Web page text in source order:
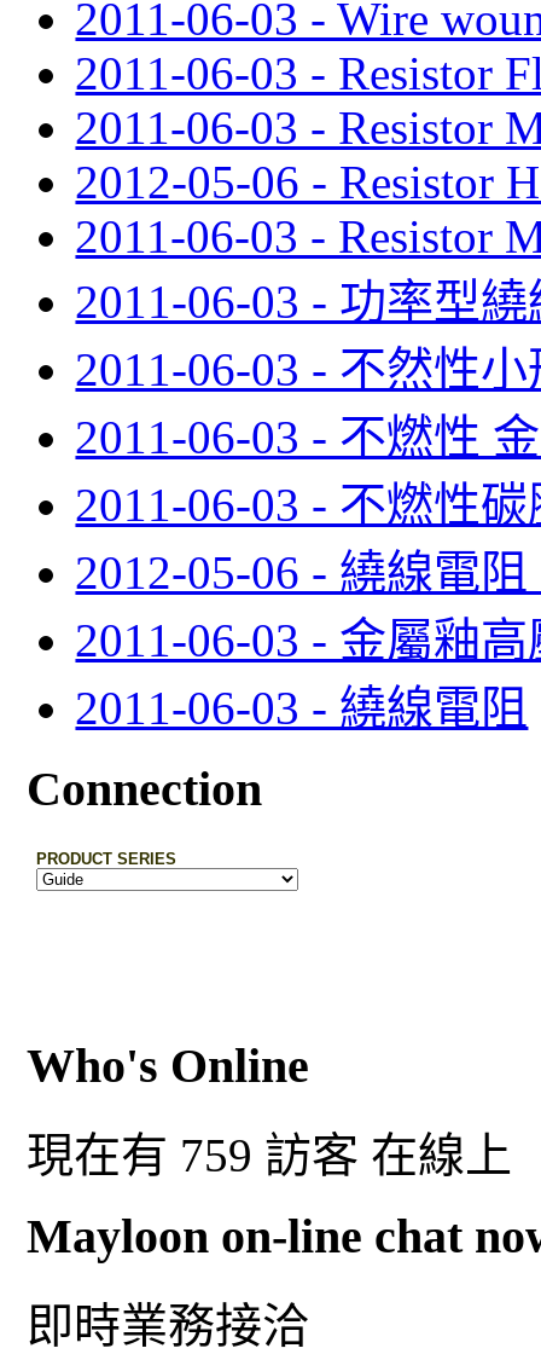
2011-06-03 - Wire
2011-06-03 - Resistor
2011-06-03 - Resistor
2012-05-06 - Resistor
2011-06-03 - Resistor
2011-06-03 - 功率型
2011-06-03 - 不然性
2011-06-03 - 不燃性
2011-06-03 - 不燃性
2012-05-06 - 繞線電
2011-06-03 - 金屬釉
2011-06-03 - 繞線電阻
Connection
Who's Online
現在有 759 訪客 在線上
Mayloon on-line chat
即時業務接洽